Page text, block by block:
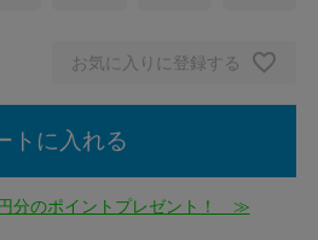
お気に入りに登録する
トに入れる
分のポイントプレゼント！ ≫